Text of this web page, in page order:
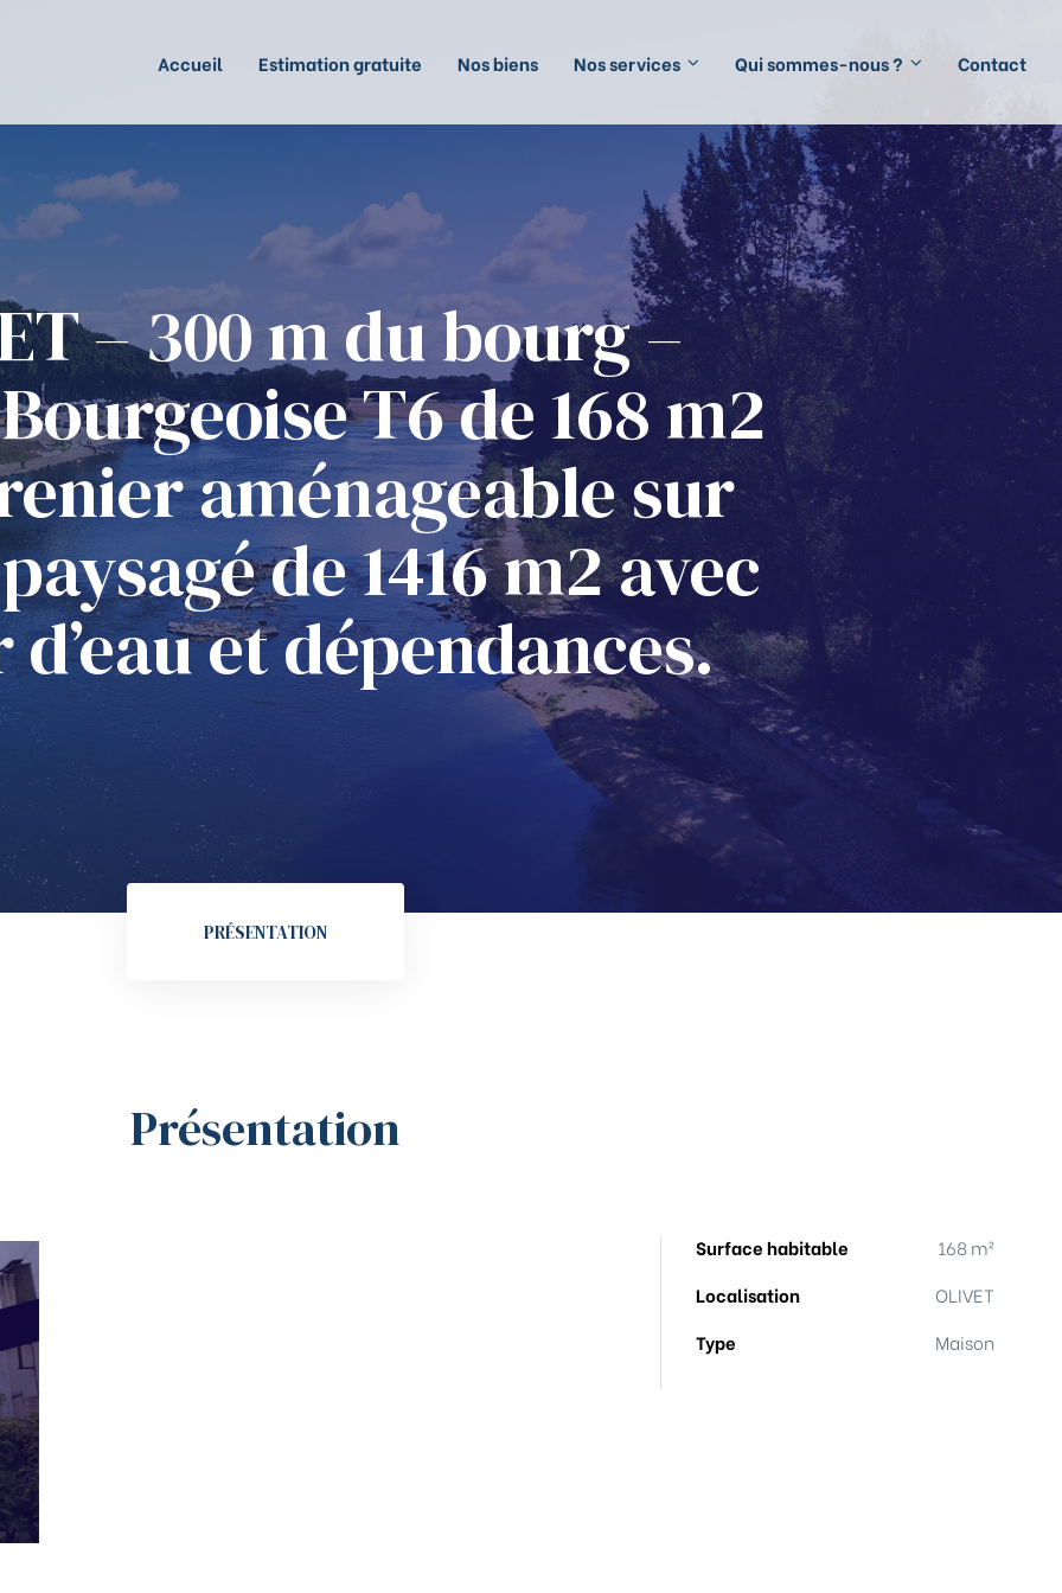
Accueil Estimation gratuite Nos biens Nos services Qui sommes-nous ? Contact
– 300 m du bourg –
T6 de 168 m2
aménageable sur
de 1416 m2 avec
et dépendances.
PRÉSENTATION
Présentation
Surface habitable
168 m²
Localisation
OLIVET
Type
Maison